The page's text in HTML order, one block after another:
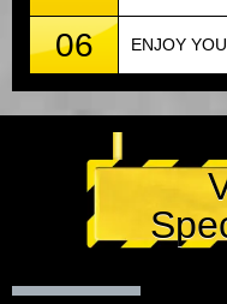
06 ENJOY